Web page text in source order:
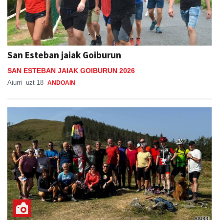
San Esteban jaiak Goiburun
SAN ESTEBAN JAIAK GOIBURUN 2026
Aiurri uzt 18 ANDOAIN